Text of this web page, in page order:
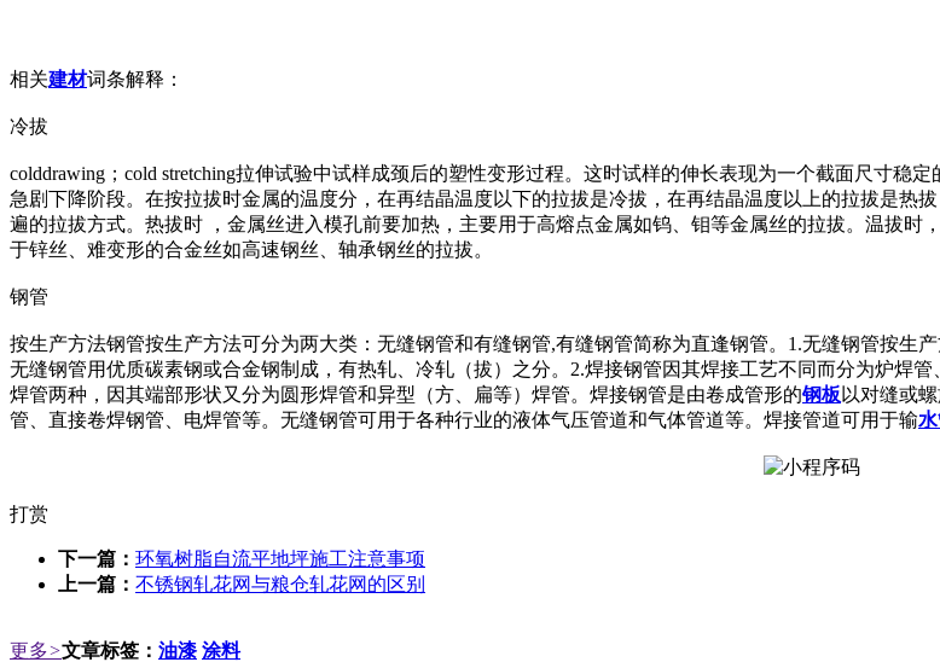
相关建材词条解释：
冷拔
colddrawing；cold stretching拉伸试验中试样成颈后的塑性变形过程。这时试样的伸长表现为一个截面尺寸稳
急剧下降阶段。在按拉拔时金属的温度分，在再结晶温度以下的拉拔是冷拔，在再结晶温度以上的拉拔是热
遍的拉拔方式。热拔时 ，金属丝进入模孔前要加热，主要用于高熔点金属如钨、钼等金属丝的拉拔。温拔
于锌丝、难变形的合金丝如高速钢丝、轴承钢丝的拉拔。
钢管
按生产方法钢管按生产方法可分为两大类：无缝钢管和有缝钢管,有缝钢管简称为直逢钢管。1.无缝钢管按生
无缝钢管用优质碳素钢或合金钢制成，有热轧、冷轧（拔）之分。2.焊接钢管因其焊接工艺不同而分为炉焊
焊管两种，因其端部形状又分为圆形焊管和异型（方、扁等）焊管。焊接钢管是由卷成管形的钢板 以对缝或
管、直接卷焊钢管、电焊管等。无缝钢管可用于各种行业的液体气压管道和气体管道等。焊接管道可用于输
打赏
下一篇： 环氧树脂自流平地坪施工注意事项
上一篇： 不锈钢轧花网与粮仓轧花网的区别
更多>文章标签： 油漆 涂料